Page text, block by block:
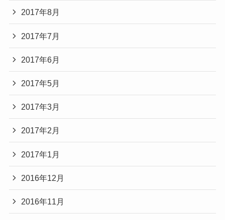
2017年8月
2017年7月
2017年6月
2017年5月
2017年3月
2017年2月
2017年1月
2016年12月
2016年11月